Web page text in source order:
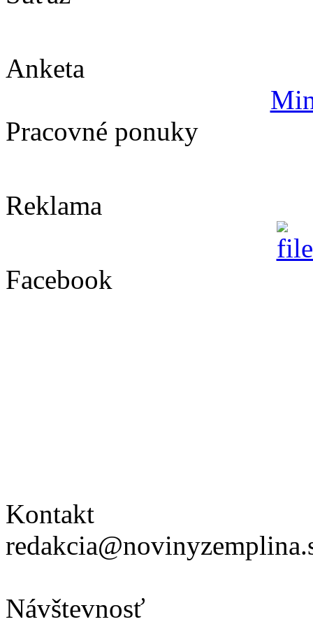
Anketa
Pracovné ponuky
Reklama
Facebook
Kontakt
Návštevnosť